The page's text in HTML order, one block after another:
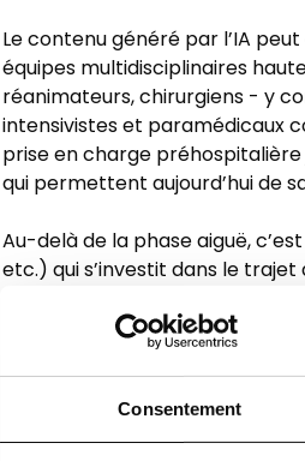
Consentement
Le contenu généré par l’IA
équipes multidisciplinaires
réanimateurs, chirurgiens - y
intensivistes et paramédicaux
prise en charge
qui permettent aujourd’hui de
Au-delà de la phase aiguë,
etc.) qui s’investit dans le
« Cette décennie de Trauma
« Nos équipes participent
approfondis. Nous participons
cet investissement collectif
meilleurs en Europe. »